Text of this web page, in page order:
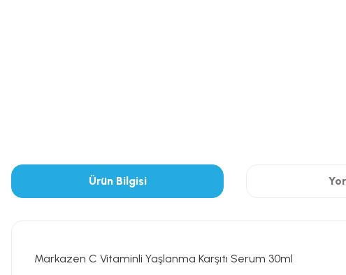
Ürün Bilgisi
Markazen C Vitaminli Yaşlanma Karşıtı Serum 30ml